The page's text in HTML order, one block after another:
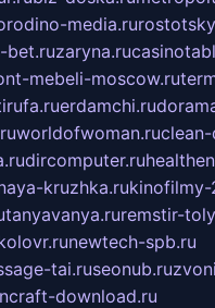
media.ru
bet.ruzaryna.ru
mebeli-moscow.ru
erdamchi.ru
worldofwoman.ruclean-
dircomputer.ru
kruzhka.rukinofilmy-
tanyavanya.ruremstir-
newtech-spb.ru
tai.ruseonub.ru
download.ru